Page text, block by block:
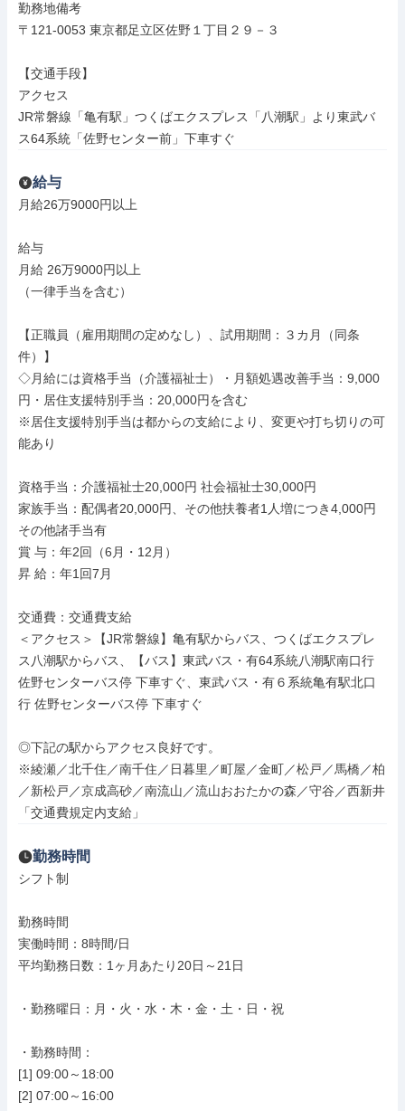
勤務地備考
〒121-0053 東京都足立区佐野１丁目２９－３
【交通手段】
アクセス
JR常磐線「亀有駅」つくばエクスプレス「八潮駅」より東武バ
ス64系統「佐野センター前」下車すぐ
給与
月給26万9000円以上
給与
月給 26万9000円以上
（一律手当を含む）
【正職員（雇用期間の定めなし）、試用期間：３カ月（同条
件）】
◇月給には資格手当（介護福祉士）・月額処遇改善手当：9,000
円・居住支援特別手当：20,000円を含む
※居住支援特別手当は都からの支給により、変更や打ち切りの可
能あり
資格手当：介護福祉士20,000円 社会福祉士30,000円
家族手当：配偶者20,000円、その他扶養者1人増につき4,000円
その他諸手当有
賞 与：年2回（6月・12月）
昇 給：年1回7月
交通費：交通費支給
＜アクセス＞【JR常磐線】亀有駅からバス、つくばエクスプレ
ス八潮駅からバス、【バス】東武バス・有64系統八潮駅南口行
佐野センターバス停 下車すぐ、東武バス・有６系統亀有駅北口
行 佐野センターバス停 下車すぐ
◎下記の駅からアクセス良好です。
※綾瀬／北千住／南千住／日暮里／町屋／金町／松戸／馬橋／柏
／新松戸／京成高砂／南流山／流山おおたかの森／守谷／西新井
「交通費規定内支給」
勤務時間
シフト制
勤務時間
実働時間：8時間/日
平均勤務日数：1ヶ月あたり20日～21日
・勤務曜日：月・火・水・木・金・土・日・祝
・勤務時間：
[1] 09:00～18:00
[2] 07:00～16:00